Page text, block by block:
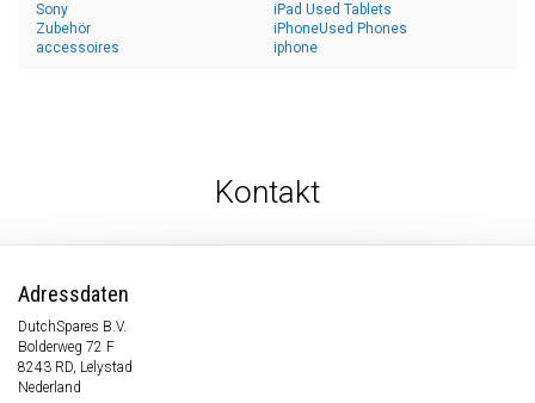
Sony
Zubehör
accessoires
iPad Used Tablets
iPhoneUsed Phones
iphone
Kontakt
Adressdaten
DutchSpares B.V.
Bolderweg 72 F
8243 RD, Lelystad
Nederland